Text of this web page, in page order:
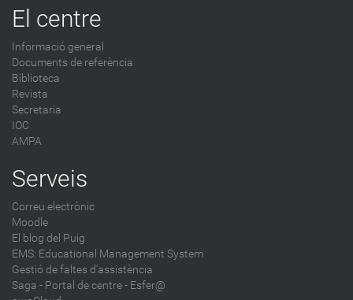
El centre
Informació general
Documents de referència
Biblioteca
Revista
Secretaria
IOC
AMPA
Serveis
Correu electrònic
Moodle
El blog del Puig
EMS: Educational Management System
Gestió de faltes d'assistència
Saga - Portal de centre - Esfer@